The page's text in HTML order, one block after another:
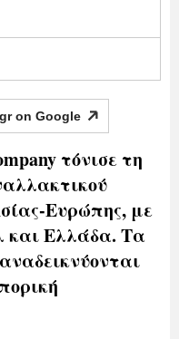
on Google
τόνισε τη
Ευρώπης, με
και Ελλάδα. Τα